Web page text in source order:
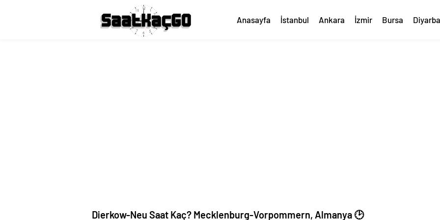
Anasayfa İstanbul Ankara İzmir Bursa
Dierkow-Neu Saat Kaç? Mecklenburg-Vorpommern, Almanya 🕑